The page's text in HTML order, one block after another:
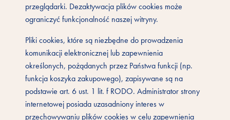
przeglądarki. Dezaktywacja plików cookies może
ograniczyć funkcjonalność naszej witryny.
Pliki cookies, które są niezbędne do prowadzenia
komunikacji elektronicznej lub zapewnienia
określonych, pożądanych przez Państwa funkcji (np.
funkcja koszyka zakupowego), zapisywane są na
podstawie art. 6 ust. 1 lit. f RODO. Administrator strony
internetowej posiada uzasadniony interes w
przechowywaniu plików cookies w celu zapewnienia